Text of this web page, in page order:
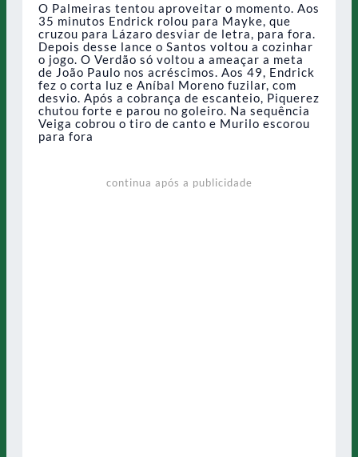
O Palmeiras tentou aproveitar o momento. Aos
35 minutos Endrick rolou para Mayke, que
cruzou para Lázaro desviar de letra, para fora.
Depois desse lance o Santos voltou a cozinhar
o jogo. O Verdão só voltou a ameaçar a meta
de João Paulo nos acréscimos. Aos 49, Endrick
fez o corta luz e Aníbal Moreno fuzilar, com
desvio. Após a cobrança de escanteio, Piquerez
chutou forte e parou no goleiro. Na sequência
Veiga cobrou o tiro de canto e Murilo escorou
para fora
continua após a publicidade